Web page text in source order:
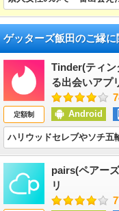
ゲッターズ飯田のご縁
定額制
Tinder(ティン
る出会いアプ
Android
ハリウッドセレブやソチ五
pairs(ペアー
リ